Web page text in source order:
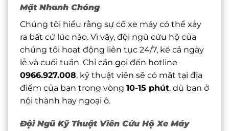
Mặt Nhanh Chóng
Chúng tôi hiểu rằng sự cố xe máy có thể xảy
ra bất cứ lúc nào. Vì vậy, đội ngũ cứu hộ của
chúng tôi hoạt động liên tục 24/7, kể cả ngày
lễ và cuối tuần. Chỉ cần gọi đến hotline
0966.927.008, kỹ thuật viên sẽ có mặt tại địa
điểm của bạn trong vòng 10-15 phút, dù bạn ở
nội thành hay ngoại ô.
Đội Ngũ Kỹ Thuật Viên Cứu Hộ Xe Máy